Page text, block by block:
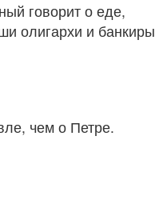
говорит о еде,
олигархи и банкиры
чем о Петре.